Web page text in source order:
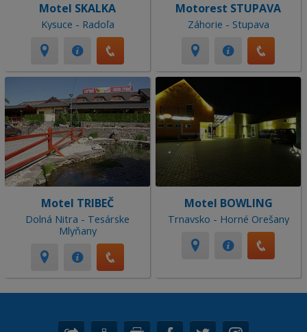
Motel SKALKA
Kysuce - Radoľa
Motorest STUPAVA
Záhorie - Stupava
Motel TRIBEČ
Dolná Nitra - Tesárske
Mlyňany
Motel BOWLING
Trnavsko - Horné Orešany